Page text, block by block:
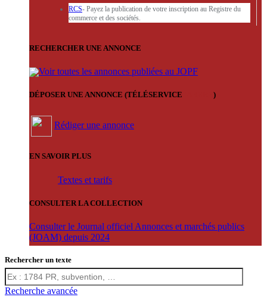
RCS- Payez la publication de votre inscription au Registre du
commerce et des sociétés.
RECHERCHER UNE ANNONCE
Voir toutes les annonces publiées au JOPF
DÉPOSER UNE ANNONCE (TÉLÉSERVICE )
Rédiger une annonce
EN SAVOIR PLUS
Textes et tarifs
CONSULTER LA COLLECTION
Consulter le Journal officiel Annonces et marchés publics
(JOAM) depuis 2024
Rechercher un texte
Recherche avancée